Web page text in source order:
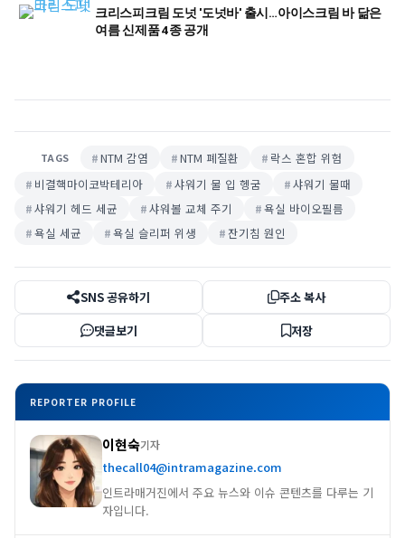
크리스피크림 도넛 '도넛바' 출시…아이스크림 바 닮은
여름 신제품 4종 공개
TAGS NTM 감염 NTM 폐질환
락스 혼합 위험
비결핵마이코박테리아
샤워기 물 입 헹굼
샤워기 물때
샤워기 헤드 세균
샤워볼 교체 주기
욕실 바이오필름
욕실 세균
욕실 슬리퍼 위생 잔기침 원인
SNS 공유하기
주소 복사
댓글보기
저장
REPORTER PROFILE
이현숙기자
thecall04@intramagazine.com
인트라매거진에서 주요 뉴스와 이슈 콘텐츠를 다루는 기
자입니다.